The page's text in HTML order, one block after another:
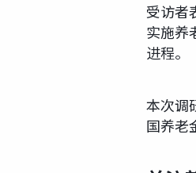
受访者
实施养
进程。
本次调
国养老